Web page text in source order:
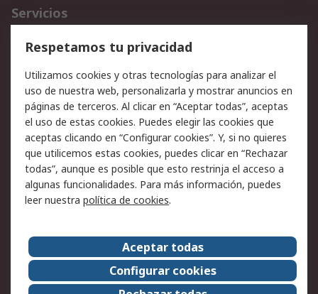
Servicios
Cómo realizar pedidos
Devoluciones
Facturación y pago
Ofertas
Soporte técnico
Legal
Aviso legal
Política de privacidad -
Actualizada
Política sobre cookies
Seguridad de emails
Certificaciones de
Condiciones de venta
Acerca de RS
Acerca de RS
RS Group
Respetamos tu privacidad
Utilizamos cookies y otras tecnologías para analizar el
uso de nuestra web, personalizarla y mostrar anuncios en
páginas de terceros. Al clicar en “Aceptar todas”, aceptas
el uso de estas cookies. Puedes elegir las cookies que
aceptas clicando en “Configurar cookies”. Y, si no quieres
que utilicemos estas cookies, puedes clicar en “Rechazar
todas”, aunque es posible que esto restrinja el acceso a
algunas funcionalidades. Para más información, puedes
leer nuestra política de cookies.
Aceptar todas
Configurar cookies